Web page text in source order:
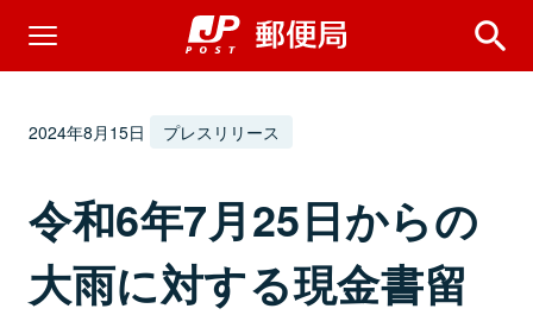
2024年8月15日 プレスリリース
令和6年7月25日からの
大雨に対する現金書留